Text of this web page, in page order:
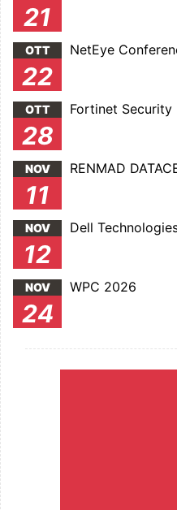
21
OTT
22
NetEye
OTT
28
Fortinet Security
NOV
11
RENMAD
NOV
12
Dell
NOV
24
WPC 2026